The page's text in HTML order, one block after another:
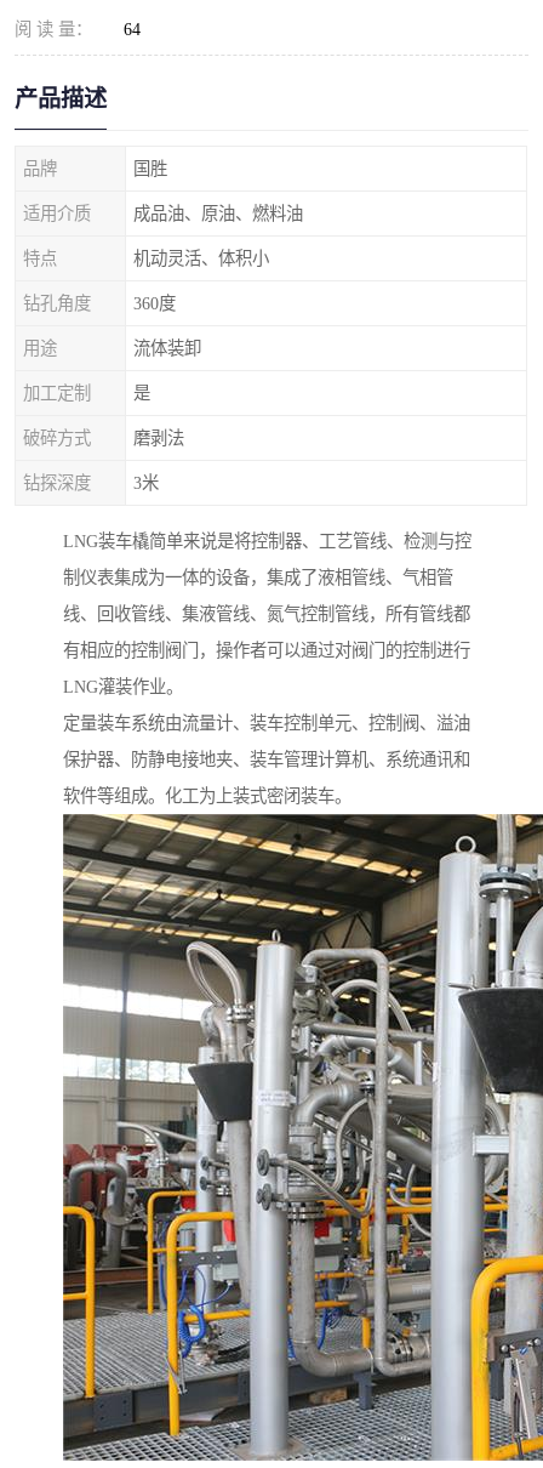
阅 读 量： 64
产品描述
品牌 国胜
适用介质 成品油、原油、燃料油
特点 机动灵活、体积小
钻孔角度 360度
用途 流体装卸
加工定制 是
破碎方式 磨剥法
钻探深度 3米
LNG装车橇简单来说是将控制器、工艺管线、检测与控
制仪表集成为一体的设备，集成了液相管线、气相管
线、回收管线、集液管线、氮气控制管线，所有管线都
有相应的控制阀门，操作者可以通过对阀门的控制进行
LNG灌装作业。
定量装车系统由流量计、装车控制单元、控制阀、溢油
保护器、防静电接地夹、装车管理计算机、系统通讯和
软件等组成。化工为上装式密闭装车。